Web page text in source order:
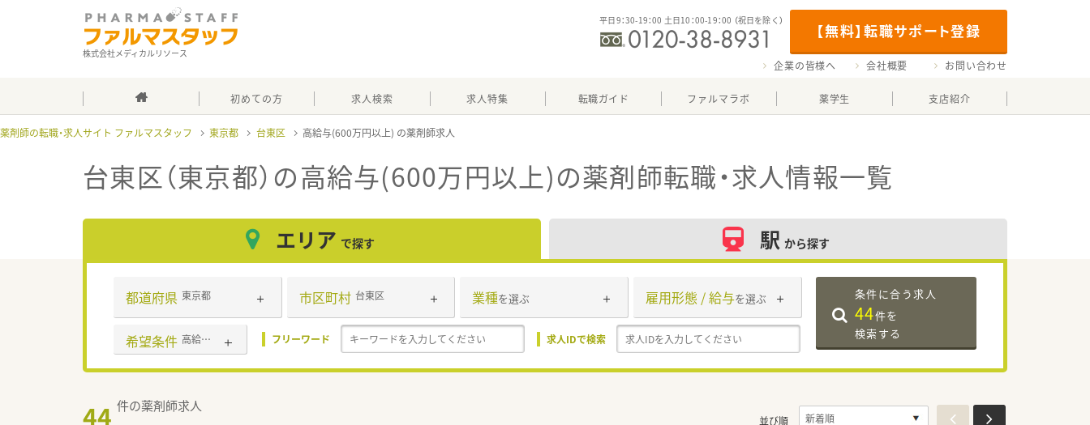
株式会社メディカルリソース
【無料】転職サポート登録
平日9：30-19：00 土日10：00-19：00 （祝日を除く）
企業の皆様へ 会社概要 お問い合わせ
初めての方 求人検索 求人特集 転職ガイド ファルマラボ 薬学生 支店紹介
薬剤師の転職・求人サイト ファルマスタッフ 東京都 台東区 高給与(600万円以上)
台東区（東京都）の高給与(600万円以上)の薬剤師転職・求人情報一覧
エリア で探す 駅 から探す
都道府県 東京都 市区町村 台東区 業種を選ぶ 雇用形態 / 給与を選ぶ
希望条件 高給与(600万円以上) フリーワード 求人IDで検索
条件に合う求人
44件を
検索する
44 件の薬剤師求人
並び順